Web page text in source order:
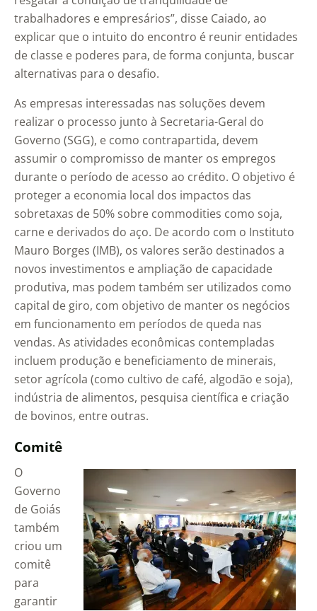
trabalhadores e empresários”, disse Caiado, ao
explicar que o intuito do encontro é reunir entidades
de classe e poderes para, de forma conjunta, buscar
alternativas para o desafio.
As empresas interessadas nas soluções devem
realizar o processo junto à Secretaria-Geral do
Governo (SGG), e como contrapartida, devem
assumir o compromisso de manter os empregos
durante o período de acesso ao crédito. O objetivo é
proteger a economia local dos impactos das
sobretaxas de 50% sobre commodities como soja,
carne e derivados do aço. De acordo com o Instituto
Mauro Borges (IMB), os valores serão destinados a
novos investimentos e ampliação de capacidade
produtiva, mas podem também ser utilizados como
capital de giro, com objetivo de manter os negócios
em funcionamento em períodos de queda nas
vendas. As atividades econômicas contempladas
incluem produção e beneficiamento de minerais,
setor agrícola (como cultivo de café, algodão e soja),
indústria de alimentos, pesquisa científica e criação
de bovinos, entre outras.
Comitê
O
Governo
de Goiás
também
criou um
comitê
para
garantir